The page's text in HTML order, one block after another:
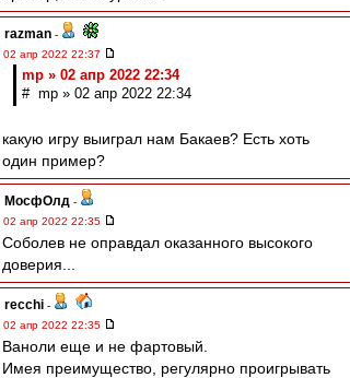
razman -
02 апр 2022 22:37
mp » 02 апр 2022 22:34
# mp » 02 апр 2022 22:34
какую игру выиграл нам Бакаев? Есть хоть
один пример?
МосфОлд -
02 апр 2022 22:35
Соболев не оправдал оказанного высокого
доверия...
recchi -
02 апр 2022 22:35
Ваноли еще и не фартовый.
Имея преимущество, регулярно проигрывать